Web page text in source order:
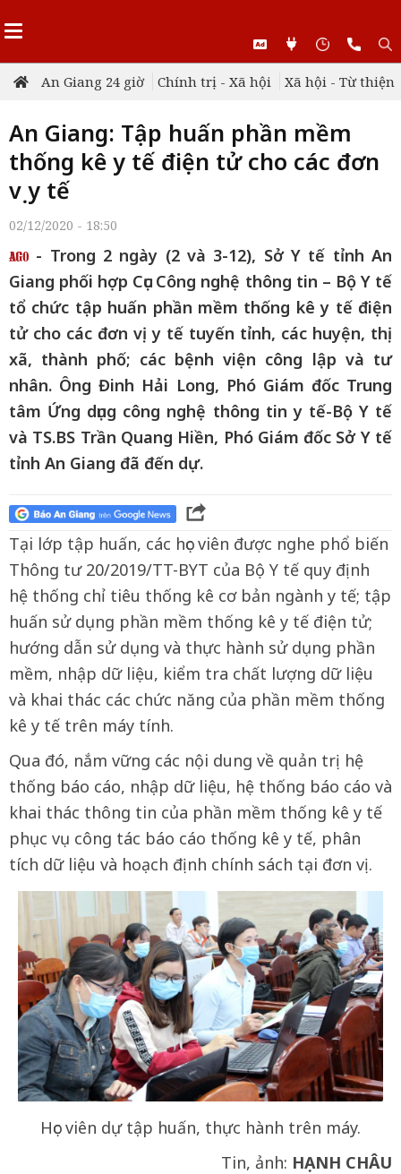
An Giang 24 giờ Chính trị - Xã hội Xã hội - Từ thiện
An Giang: Tập huấn phần mềm
thống kê y tế điện tử cho các đơn
vị y tế
02/12/2020 - 18:50
- Trong 2 ngày (2 và 3-12), Sở Y tế tỉnh An
Giang phối hợp Cục Công nghệ thông tin – Bộ Y tế
tổ chức tập huấn phần mềm thống kê y tế điện
tử cho các đơn vị y tế tuyến tỉnh, các huyện, thị
xã, thành phố; các bệnh viện công lập và tư
nhân. Ông Đinh Hải Long, Phó Giám đốc Trung
tâm Ứng dụng công nghệ thông tin y tế-Bộ Y tế
và TS.BS Trần Quang Hiền, Phó Giám đốc Sở Y tế
tỉnh An Giang đã đến dự.
Tại lớp tập huấn, các học viên được nghe phổ biến
Thông tư 20/2019/TT-BYT của Bộ Y tế quy định
hệ thống chỉ tiêu thống kê cơ bản ngành y tế; tập
huấn sử dụng phần mềm thống kê y tế điện tử;
hướng dẫn sử dụng và thực hành sử dụng phần
mềm, nhập dữ liệu, kiểm tra chất lượng dữ liệu
và khai thác các chức năng của phần mềm thống
kê y tế trên máy tính.
Qua đó, nắm vững các nội dung về quản trị hệ
thống báo cáo, nhập dữ liệu, hệ thống báo cáo và
khai thác thông tin của phần mềm thống kê y tế
phục vụ công tác báo cáo thống kê y tế, phân
tích dữ liệu và hoạch định chính sách tại đơn vị.
Học viên dự tập huấn, thực hành trên máy.
Tin, ảnh: HẠNH CHÂU